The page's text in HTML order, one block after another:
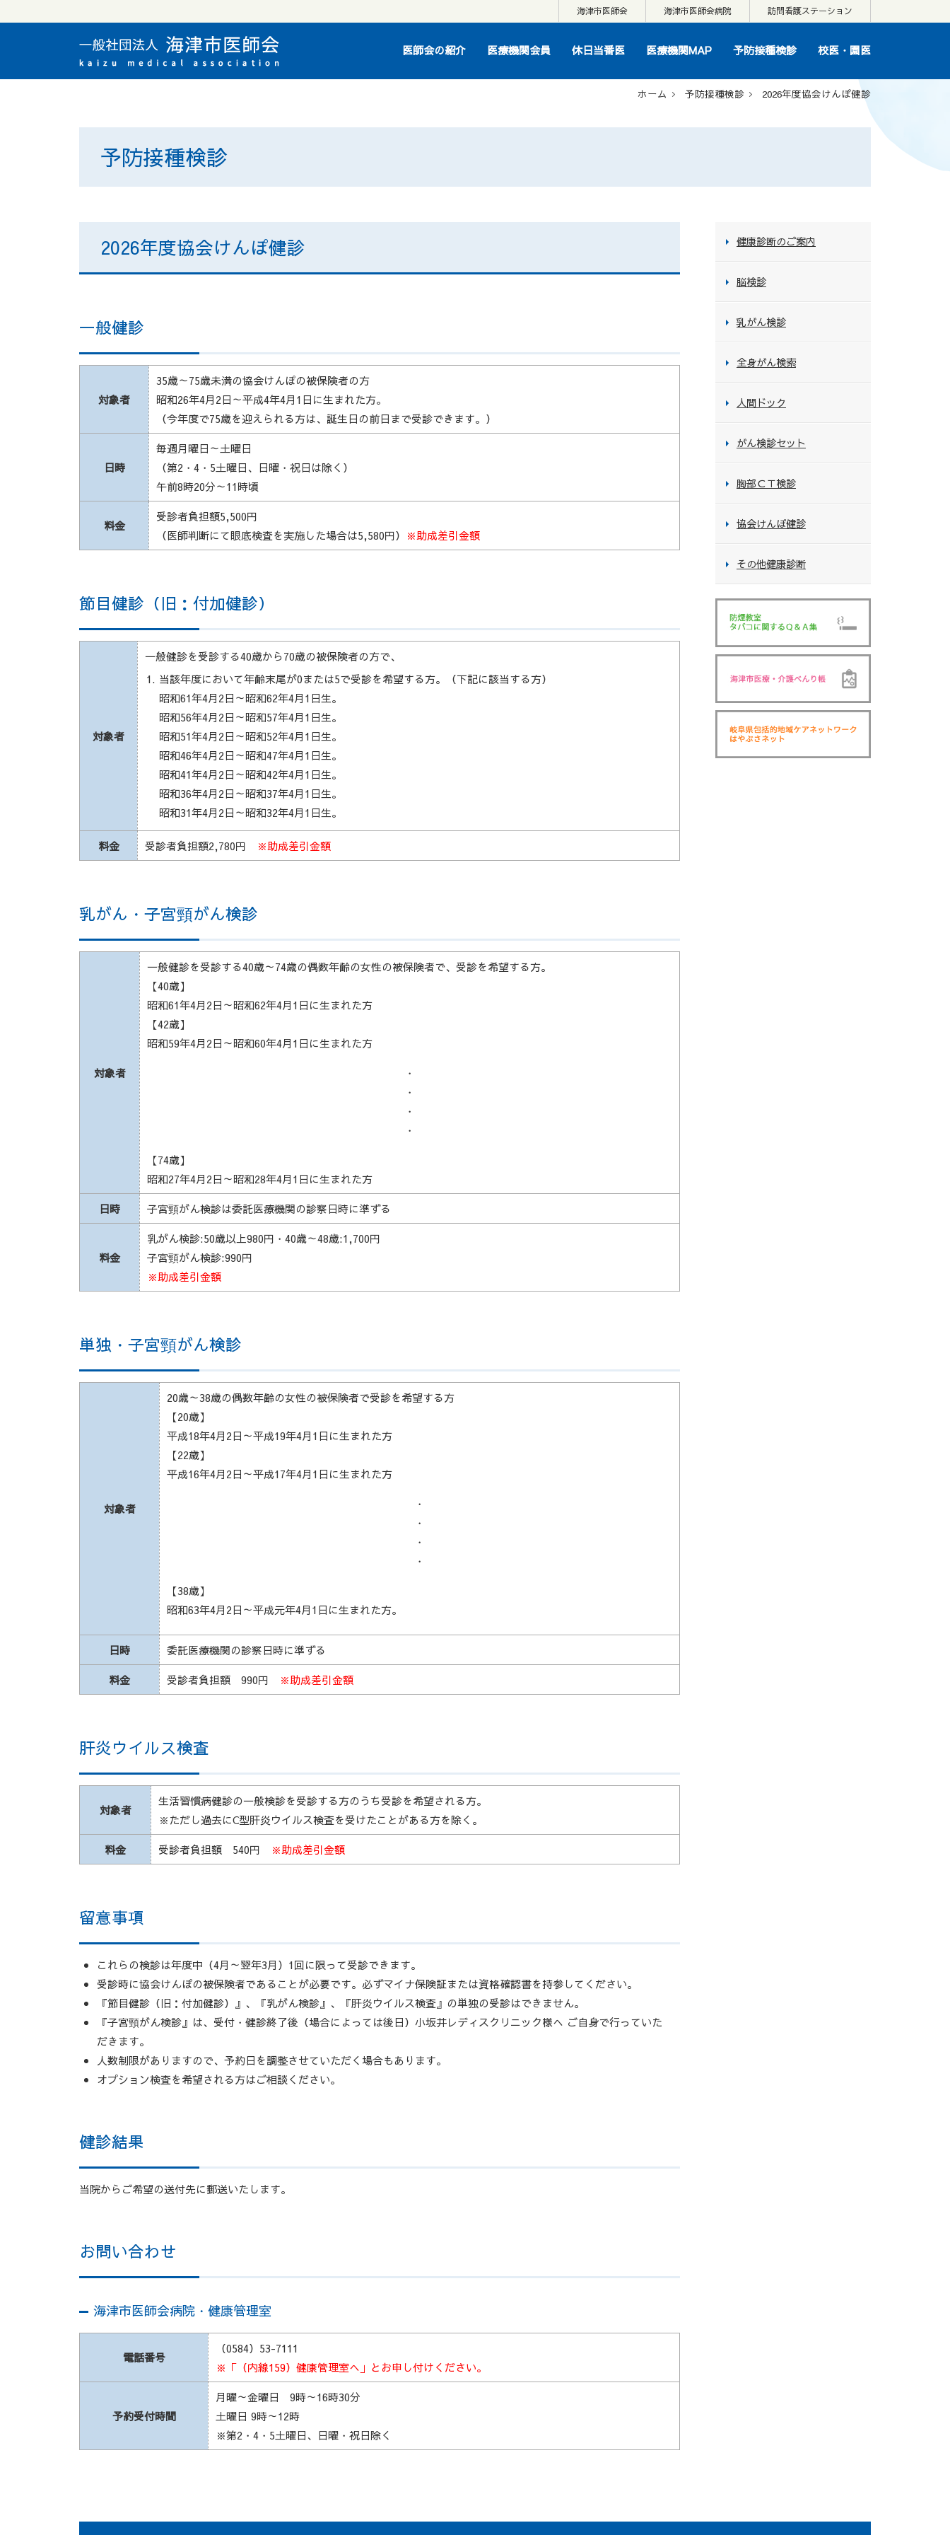
海津市医師会 海津市医師会病院 訪問看護ステーション
医師会の紹介 医療機関会員 休日当番医 医療機関MAP 予防接種検診 校医・園医
ホーム 予防接種検診 2026年度協会けんぽ健診
予防接種検診
2026年度協会けんぽ健診
一般健診
対象者
35歳～75歳未満の協会けんぽの被保険者の方
昭和26年4月2日～平成4年4月1日に生まれた方。
（今年度で75歳を迎えられる方は、誕生日の前日まで受診できます。）
日時
毎週月曜日～土曜日
（第2・4・5土曜日、日曜・祝日は除く）
午前8時20分～11時頃
料金
受診者負担額5,500円
（医師判断にて眼底検査を実施した場合は5,580円） ※助成差引金額
節目健診（旧：付加健診）
対象者
一般健診を受診する40歳から70歳の被保険者の方で、
当該年度において年齢末尾が0または5で受診を希望する方。（下記に該当する方）
昭和61年4月2日～昭和62年4月1日生。
昭和56年4月2日～昭和57年4月1日生。
昭和51年4月2日～昭和52年4月1日生。
昭和46年4月2日～昭和47年4月1日生。
昭和41年4月2日～昭和42年4月1日生。
昭和36年4月2日～昭和37年4月1日生。
昭和31年4月2日～昭和32年4月1日生。
料金 受診者負担額2,780円 ※助成差引金額
乳がん・子宮頸がん検診
対象者
一般健診を受診する40歳～74歳の偶数年齢の女性の被保険者で、受診を希望する方。
【40歳】
昭和61年4月2日～昭和62年4月1日に生まれた方
【42歳】
昭和59年4月2日～昭和60年4月1日に生まれた方
・
・
・
・
【74歳】
昭和27年4月2日～昭和28年4月1日に生まれた方
日時
子宮頸がん検診は委託医療機関の診察日時に準ずる
料金
乳がん検診:50歳以上980円・40歳～48歳:1,700円
子宮頸がん検診:990円
※助成差引金額
単独・子宮頸がん検診
対象者
20歳～38歳の偶数年齢の女性の被保険者で受診を希望する方
【20歳】
平成18年4月2日～平成19年4月1日に生まれた方
【22歳】
平成16年4月2日～平成17年4月1日に生まれた方
・
・
・
・
【38歳】
昭和63年4月2日～平成元年4月1日に生まれた方。
日時
委託医療機関の診察日時に準ずる
料金
受診者負担額 990円 ※助成差引金額
肝炎ウイルス検査
対象者
生活習慣病健診の一般検診を受診する方のうち受診を希望される方。
※ただし過去にC型肝炎ウイルス検査を受けたことがある方を除く。
料金
受診者負担額 540円 ※助成差引金額
留意事項
これらの検診は年度中（4月～翌年3月）1回に限って受診できます。
受診時に協会けんぽの被保険者であることが必要です。必ずマイナ保険証または資格確認書を持参してください。
『節目健診（旧：付加健診）』、『乳がん検診』、『肝炎ウイルス検査』の単独の受診はできません。
『子宮頸がん検診』は、受付・健診終了後（場合によっては後日）小坂井レディスクリニック様へ ご自身で行っていた
だきます。
人数制限がありますので、予約日を調整させていただく場合もあります。
オプション検査を希望される方はご相談ください。
健診結果
当院からご希望の送付先に郵送いたします。
お問い合わせ
海津市医師会病院・健康管理室
電話番号
（0584）53-7111
※「（内線159）健康管理室へ」とお申し付けください。
予約受付時間
月曜～金曜日 9時～16時30分
土曜日 9時～12時
※第2・4・5土曜日、日曜・祝日除く
健康診断のご案内
脳検診
乳がん検診
全身がん検索
人間ドック
がん検診セット
胸部ＣＴ検診
協会けんぽ健診
その他健康診断